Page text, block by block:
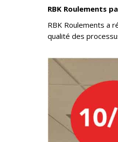
RBK Roulements
RBK Roulements a
qualité des